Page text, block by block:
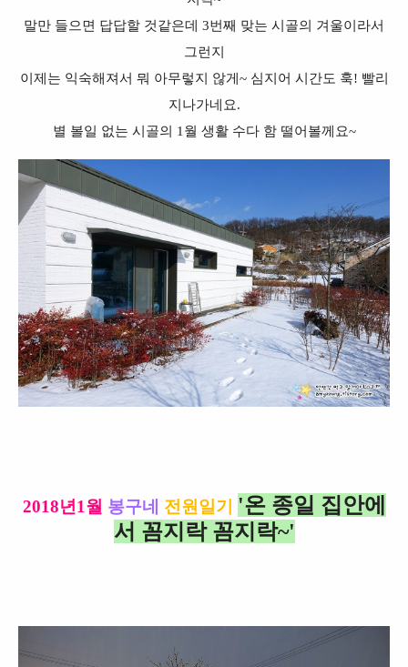
말만 들으면 답답할 것같은데 3번째 맞는 시골의 겨울이라서
그런지
이제는 익숙해져서 뭐 아무렇지 않게~ 심지어 시간도 훅! 빨리
지나가네요.
별 볼일 없는 시골의 1월 생활 수다 함 떨어볼께요~
2018년1월 봉구네 전원일기
'온 종일 집안에
서 꼼지락 꼼지락~'